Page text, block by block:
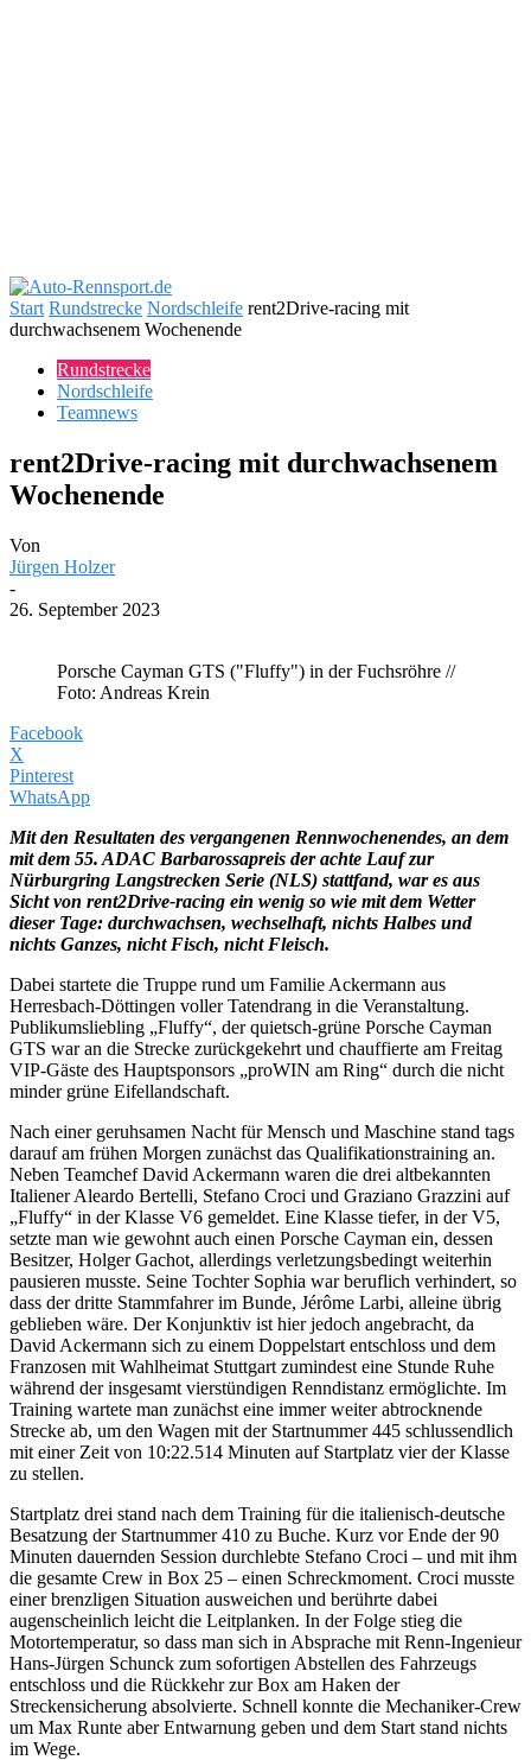
Start Rundstrecke Nordschleife rent2Drive-racing mit
durchwachsenem Wochenende
Rundstrecke
Nordschleife
Teamnews
rent2Drive-racing mit durchwachsenem
Wochenende
Von
Jürgen Holzer
-
26. September 2023
Porsche Cayman GTS ("Fluffy") in der Fuchsröhre //
Foto: Andreas Krein
Facebook
X
Pinterest
WhatsApp
Mit den Resultaten des vergangenen Rennwochenendes, an dem
mit dem 55. ADAC Barbarossapreis der achte Lauf zur
Nürburgring Langstrecken Serie (NLS) stattfand, war es aus
Sicht von rent2Drive-racing ein wenig so wie mit dem Wetter
dieser Tage: durchwachsen, wechselhaft, nichts Halbes und
nichts Ganzes, nicht Fisch, nicht Fleisch.
Dabei startete die Truppe rund um Familie Ackermann aus
Herresbach-Döttingen voller Tatendrang in die Veranstaltung.
Publikumsliebling „Fluffy“, der quietsch-grüne Porsche Cayman
GTS war an die Strecke zurückgekehrt und chauffierte am Freitag
VIP-Gäste des Hauptsponsors „proWIN am Ring“ durch die nicht
minder grüne Eifellandschaft.
Nach einer geruhsamen Nacht für Mensch und Maschine stand tags
darauf am frühen Morgen zunächst das Qualifikationstraining an.
Neben Teamchef David Ackermann waren die drei altbekannten
Italiener Aleardo Bertelli, Stefano Croci und Graziano Grazzini auf
„Fluffy“ in der Klasse V6 gemeldet. Eine Klasse tiefer, in der V5,
setzte man wie gewohnt auch einen Porsche Cayman ein, dessen
Besitzer, Holger Gachot, allerdings verletzungsbedingt weiterhin
pausieren musste. Seine Tochter Sophia war beruflich verhindert, so
dass der dritte Stammfahrer im Bunde, Jérôme Larbi, alleine übrig
geblieben wäre. Der Konjunktiv ist hier jedoch angebracht, da
David Ackermann sich zu einem Doppelstart entschloss und dem
Franzosen mit Wahlheimat Stuttgart zumindest eine Stunde Ruhe
während der insgesamt vierstündigen Renndistanz ermöglichte. Im
Training wartete man zunächst eine immer weiter abtrocknende
Strecke ab, um den Wagen mit der Startnummer 445 schlussendlich
mit einer Zeit von 10:22.514 Minuten auf Startplatz vier der Klasse
zu stellen.
Startplatz drei stand nach dem Training für die italienisch-deutsche
Besatzung der Startnummer 410 zu Buche. Kurz vor Ende der 90
Minuten dauernden Session durchlebte Stefano Croci – und mit ihm
die gesamte Crew in Box 25 – einen Schreckmoment. Croci musste
einer brenzligen Situation ausweichen und berührte dabei
augenscheinlich leicht die Leitplanken. In der Folge stieg die
Motortemperatur, so dass man sich in Absprache mit Renn-Ingenieur
Hans-Jürgen Schunck zum sofortigen Abstellen des Fahrzeugs
entschloss und die Rückkehr zur Box am Haken der
Streckensicherung absolvierte. Schnell konnte die Mechaniker-Crew
um Max Runte aber Entwarnung geben und dem Start stand nichts
im Wege.